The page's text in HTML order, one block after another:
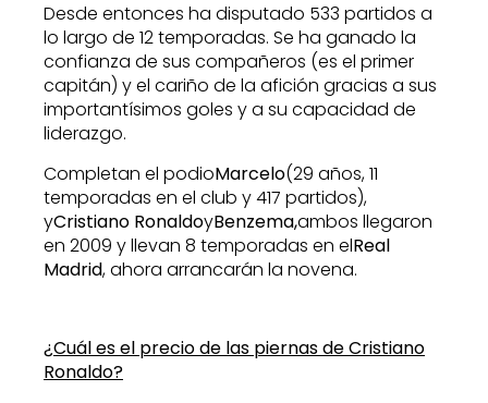
Desde entonces ha disputado 533 partidos a
lo largo de 12 temporadas. Se ha ganado la
confianza de sus compañeros (es el primer
capitán) y el cariño de la afición gracias a sus
importantísimos goles y a su capacidad de
liderazgo.
Completan el podioMarcelo(29 años, 11
temporadas en el club y 417 partidos),
yCristiano RonaldoyBenzema,ambos llegaron
en 2009 y llevan 8 temporadas en elReal
Madrid, ahora arrancarán la novena.
¿Cuál es el precio de las piernas de Cristiano
Ronaldo?